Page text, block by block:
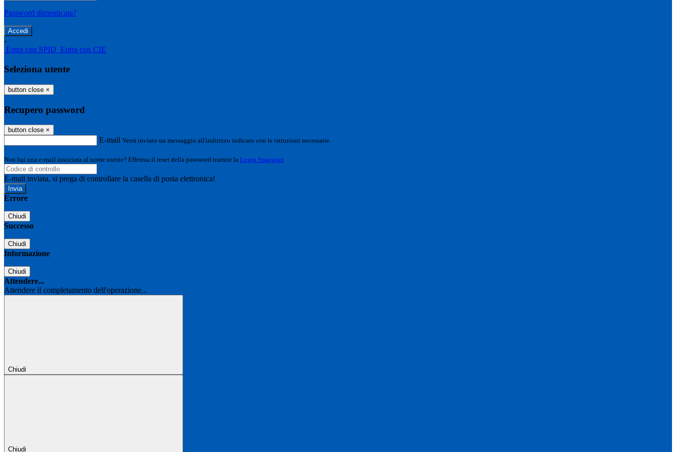
Password dimenticata?
-
Entra con SPID Entra con CIE
Seleziona utente
button close ×
Recupero password
button close ×
E-mail Verrà inviato un messaggio all'indirizzo indicato con le istruzioni necessarie.
Non hai una e-mail associata al nome utente? Effettua il reset della password tramite la Login Spaggiari
E-mail inviata, si prega di controllare la casella di posta elettronica!
Errore
Chiudi
Successo
Chiudi
Informazione
Chiudi
Attendere...
Attendere il completamento dell'operazione...
Chiudi
Chiudi